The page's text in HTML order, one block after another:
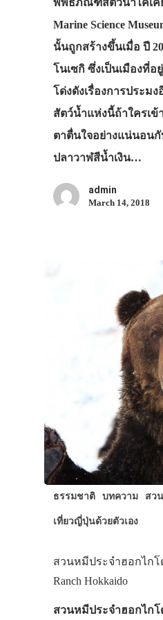
พิพิธภัณฑ์สัตว์น้ำไคเคีย
Marine Science
นั้นถูกสร้างขึ้นเมื่อ ปี
โนเซกิ ซึ่งเป็นเมืองที่อ
โด่งดังเรื่องการประ
สัตว์น้ำแห่งนี้ถ้าใครเข้
ตาตื่นใจอย่างแน่นอนกั
ปลาวาฬสีน้ำเงิน…
admin
March 14, 2018
ธรรมชาติ บทความ สว
เที่ยวญี่ปุ่นด้วยตัวเอง
สวนหมีประจำฮอกไกโด
Ranch Hokkaido
สวนหมีประจำฮอกไกโ